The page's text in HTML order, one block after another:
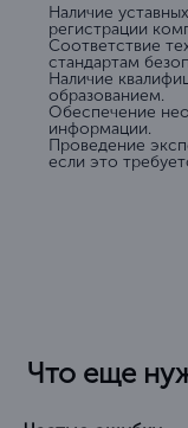
Наличие
регистрации
Соответствие
стандартам
Наличие
образованием.
Обеспечение
информации.
Проведение
если это
Что еще